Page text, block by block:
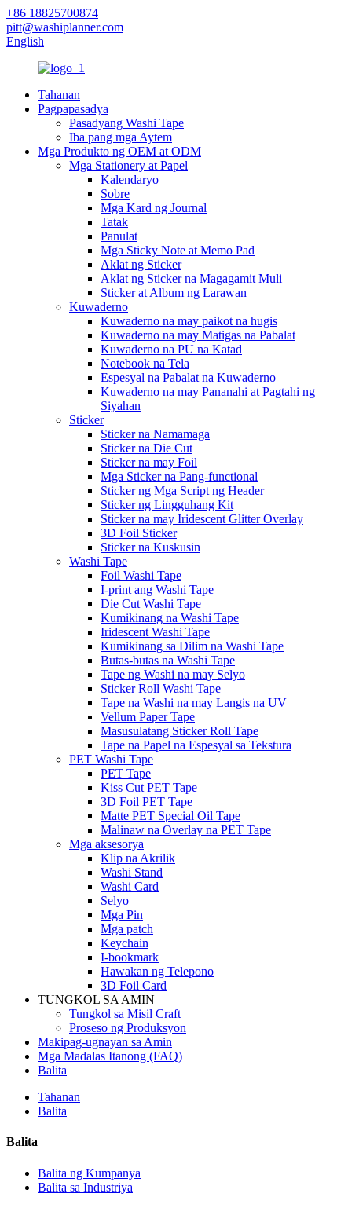
+86 18825700874
pitt@washiplanner.com
English
Tahanan
Pagpapasadya
Pasadyang Washi Tape
Iba pang mga Aytem
Mga Produkto ng OEM at ODM
Mga Stationery at Papel
Kalendaryo
Sobre
Mga Kard ng Journal
Tatak
Panulat
Mga Sticky Note at Memo Pad
Aklat ng Sticker
Aklat ng Sticker na Magagamit Muli
Sticker at Album ng Larawan
Kuwaderno
Kuwaderno na may paikot na hugis
Kuwaderno na may Matigas na Pabalat
Kuwaderno na PU na Katad
Notebook na Tela
Espesyal na Pabalat na Kuwaderno
Kuwaderno na may Pananahi at Pagtahi ng
Siyahan
Sticker
Sticker na Namamaga
Sticker na Die Cut
Sticker na may Foil
Mga Sticker na Pang-functional
Sticker ng Mga Script ng Header
Sticker ng Lingguhang Kit
Sticker na may Iridescent Glitter Overlay
3D Foil Sticker
Sticker na Kuskusin
Washi Tape
Foil Washi Tape
I-print ang Washi Tape
Die Cut Washi Tape
Kumikinang na Washi Tape
Iridescent Washi Tape
Kumikinang sa Dilim na Washi Tape
Butas-butas na Washi Tape
Tape ng Washi na may Selyo
Sticker Roll Washi Tape
Tape na Washi na may Langis na UV
Vellum Paper Tape
Masusulatang Sticker Roll Tape
Tape na Papel na Espesyal sa Tekstura
PET Washi Tape
PET Tape
Kiss Cut PET Tape
3D Foil PET Tape
Matte PET Special Oil Tape
Malinaw na Overlay na PET Tape
Mga aksesorya
Klip na Akrilik
Washi Stand
Washi Card
Selyo
Mga Pin
Mga patch
Keychain
I-bookmark
Hawakan ng Telepono
3D Foil Card
TUNGKOL SA AMIN
Tungkol sa Misil Craft
Proseso ng Produksyon
Makipag-ugnayan sa Amin
Mga Madalas Itanong (FAQ)
Balita
Tahanan
Balita
Balita
Balita ng Kumpanya
Balita sa Industriya